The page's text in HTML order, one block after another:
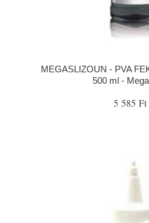
MEGASLIZOUN - PVA
500 ml -
5 585 Ft